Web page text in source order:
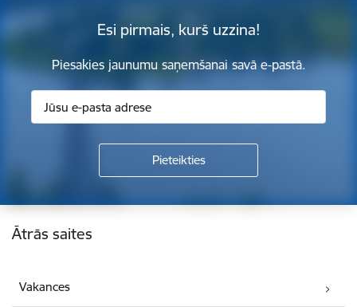
Esi pirmais, kurš uzzina!
Piesakies jaunumu saņemšanai savā e-pastā.
Kājene
Ātrās saites
Vakances